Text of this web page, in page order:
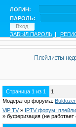
ЛОГИН:
ПАРОЛЬ:
ЗАБЫЛ ПАРОЛЬ |
Плейлисты
Страница 1 из 1
1
Модератор форума:
ViP TV » IPTV форум:
» буферизация (не работает